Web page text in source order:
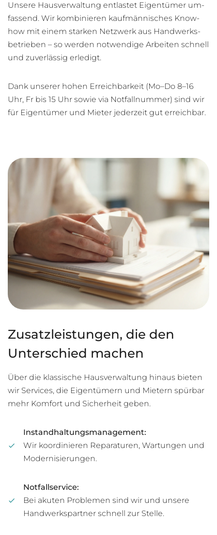
Un­se­re Haus­ver­wal­tung ent­las­tet Ei­gen­tü­mer um­
fas­send. Wir kom­bi­nie­ren kauf­män­ni­sches Know-
how mit ei­nem star­ken Netz­werk aus Hand­werks­
be­trie­ben – so wer­den not­wen­di­ge Ar­bei­ten schnell
und zu­ver­läs­sig erledigt.
Dank un­se­rer ho­hen Er­reich­bar­keit (Mo–Do 8–16
Uhr, Fr bis 15 Uhr so­wie via Not­fall­num­mer) sind wir
für Ei­gen­tü­mer und Mie­ter je­der­zeit gut erreichbar.
Zusatzleistungen, die den
Unterschied machen
Über die klassische Hausverwaltung hinaus bieten
wir Services, die Eigentümern und Mietern spürbar
mehr Komfort und Sicherheit geben.
Instandhaltungsmanagement:
Wir koordinieren Reparaturen, Wartungen und
Modernisierungen.
Notfallservice:
Bei akuten Problemen sind wir und unsere
Handwerkspartner schnell zur Stelle.